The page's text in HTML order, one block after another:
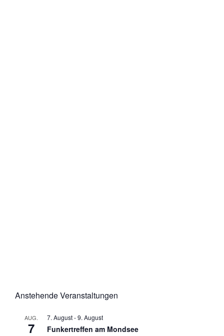
Anstehende Veranstaltungen
AUG.
7
7. August-9. August
Funkertreffen am Mondsee